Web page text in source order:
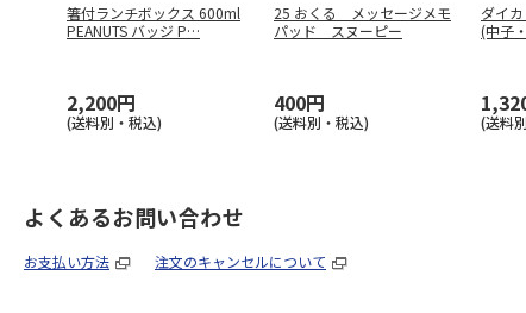
箸付ランチボックス 600ml
PEANUTS バッジ P…
2,200円
(送料別・税込)
25 おくる メッセージメモ
パッド スヌーピー
400円
(送料別・税込)
ダイ
(中子
(送料
よくあるお問い合わせ
お支払い方法 注文のキャンセルについて